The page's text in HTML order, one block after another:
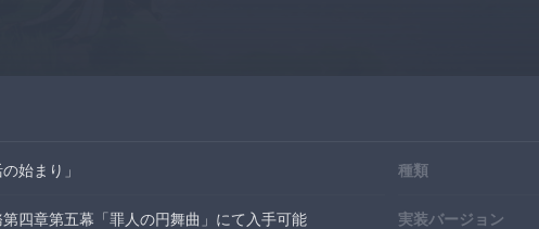
の始まり」 種類
第四章第五幕「罪人の円舞曲」にて入手可能 実装バージョン